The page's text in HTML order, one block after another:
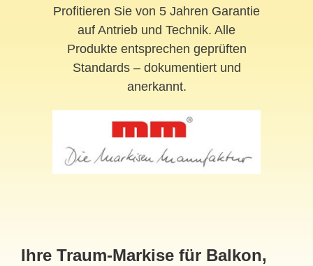
Profitieren Sie von 5 Jahren Garantie
auf Antrieb und Technik. Alle
Produkte entsprechen geprüften
Standards – dokumentiert und
anerkannt.
Ihre Traum-Markise für Balkon,